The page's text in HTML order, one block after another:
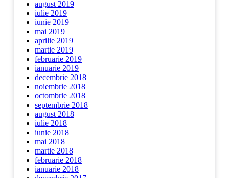
august 2019
iulie 2019
iunie 2019
mai 2019
aprilie 2019
martie 2019
februarie 2019
ianuarie 2019
decembrie 2018
noiembrie 2018
octombrie 2018
septembrie 2018
august 2018
iulie 2018
iunie 2018
mai 2018
martie 2018
februarie 2018
ianuarie 2018